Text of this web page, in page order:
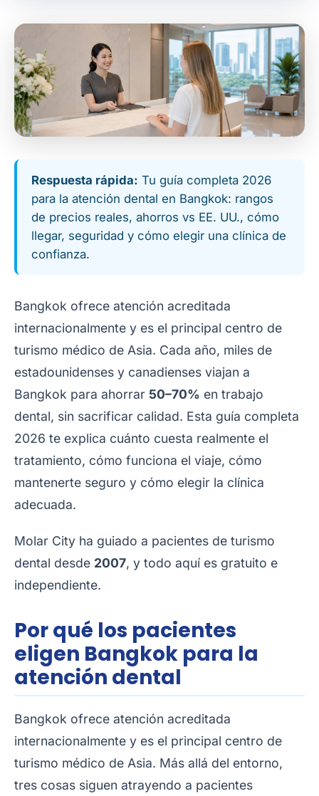
Respuesta rápida: Tu guía completa 2026
para la atención dental en Bangkok: rangos
de precios reales, ahorros vs EE. UU., cómo
llegar, seguridad y cómo elegir una clínica de
confianza.
Bangkok ofrece atención acreditada
internacionalmente y es el principal centro de
turismo médico de Asia. Cada año, miles de
estadounidenses y canadienses viajan a
Bangkok para ahorrar 50–70% en trabajo
dental, sin sacrificar calidad. Esta guía completa
2026 te explica cuánto cuesta realmente el
tratamiento, cómo funciona el viaje, cómo
mantenerte seguro y cómo elegir la clínica
adecuada.
Molar City ha guiado a pacientes de turismo
dental desde 2007, y todo aquí es gratuito e
independiente.
Por qué los pacientes
eligen Bangkok para la
atención dental
Bangkok ofrece atención acreditada
internacionalmente y es el principal centro de
turismo médico de Asia. Más allá del entorno,
tres cosas siguen atrayendo a pacientes